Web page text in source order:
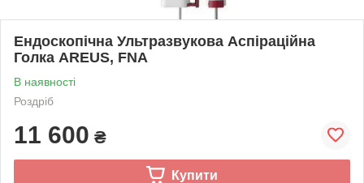
Ендоскопічна Ультразвукова Аспіраційна
Голка AREUS, FNA
В наявності
Роздріб
11 600 ₴
Купити